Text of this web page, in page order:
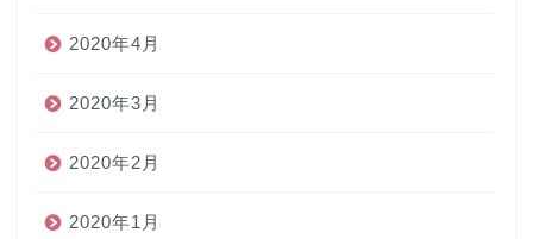
2020年4月
2020年3月
2020年2月
2020年1月